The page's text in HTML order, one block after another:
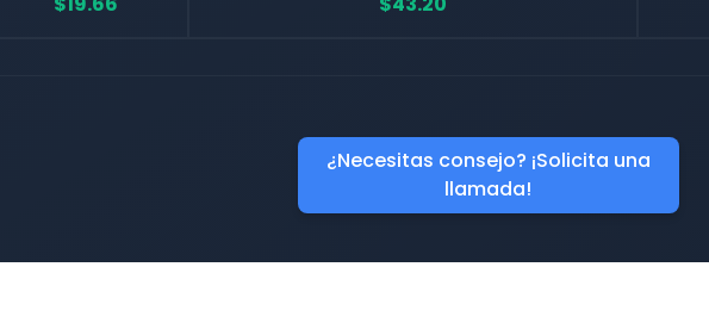
¿Necesitas consejo? ¡Solicita una
llamada!